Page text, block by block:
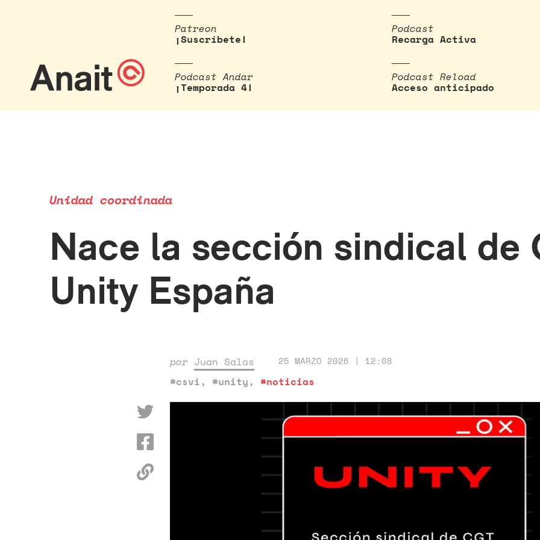
Patreon
¡Suscríbete!
Podcast
Recarga Activa
Podcast Andar
¡Temporada 4!
Podcast Reload
Acceso anticipado
Unidad coordinada
Nace la sección sindical de
Unity España
por Juan Salas 25 MARZO 2026 | 12:08
#csvi, #unity, #noticias